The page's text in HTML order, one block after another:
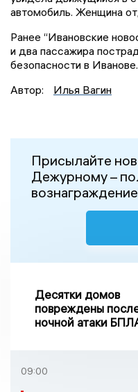
автомобиль. Женщина
Ранее “Ивановские
и два пассажира
безопасности в
Автор:
Илья Вагин
Присылайте
Дежурному –
Десятки домов
повреждены
ночной атаки
09:00